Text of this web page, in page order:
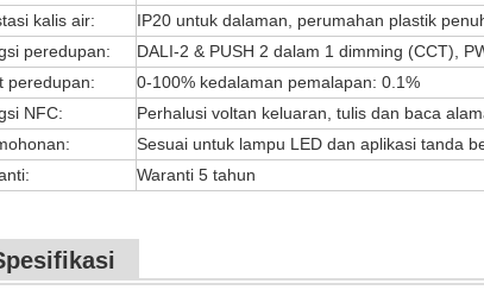
kalis air:
IP20 untuk dalaman, perumahan plastik
peredupan:
DALI-2 & PUSH 2 dalam 1 dimming (CCT),
peredupan:
0-100% kedalaman pemalapan: 0.1%
NFC:
Perhalusi voltan keluaran, tulis dan baca
Sesuai untuk lampu LED dan aplikasi tanda
Waranti 5 tahun